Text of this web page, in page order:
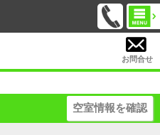
お問合せ
空室情報を確認